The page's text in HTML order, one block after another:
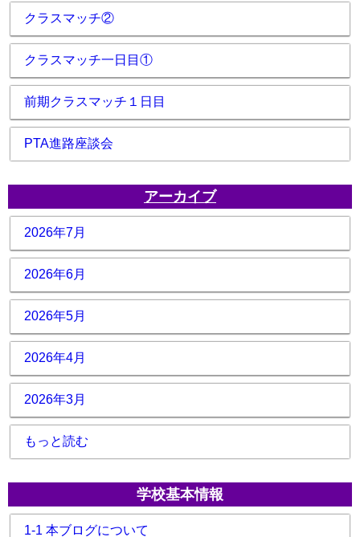
クラスマッチ②
クラスマッチ一日目①
前期クラスマッチ１日目
PTA進路座談会
アーカイブ
2026年7月
2026年6月
2026年5月
2026年4月
2026年3月
もっと読む
学校基本情報
1-1 本ブログについて